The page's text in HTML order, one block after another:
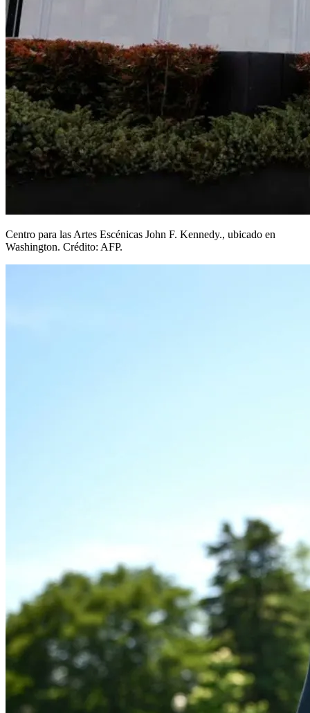
Centro para las Artes Escénicas John F. Kennedy., ubicado en
Washington. Crédito: AFP.